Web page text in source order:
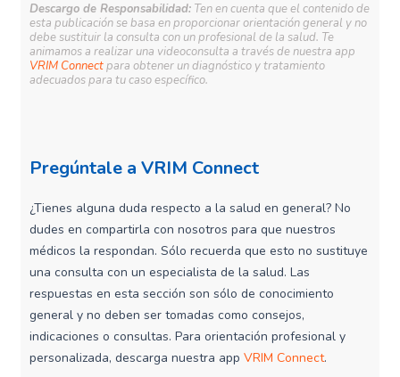
Descargo de Responsabilidad: Ten en cuenta que el contenido de
esta publicación se basa en proporcionar orientación general y no
debe sustituir la consulta con un profesional de la salud. Te
animamos a realizar una videoconsulta a través de nuestra app
VRIM Connectpara obtener un diagnóstico y tratamiento
adecuados para tu caso específico.
Pregúntale a VRIM Connect
¿Tienes alguna duda respecto a la salud en general? No
dudes en compartirla con nosotros para que nuestros
médicos la respondan. Sólo recuerda que esto no sustituye
una consulta con un especialista de la salud. Las
respuestas en esta sección son sólo de conocimiento
general y no deben ser tomadas como consejos,
indicaciones o consultas. Para orientación profesional y
personalizada, descarga nuestra app VRIM Connect.